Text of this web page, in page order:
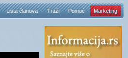
Lista članova Traži Pomoć Marketing